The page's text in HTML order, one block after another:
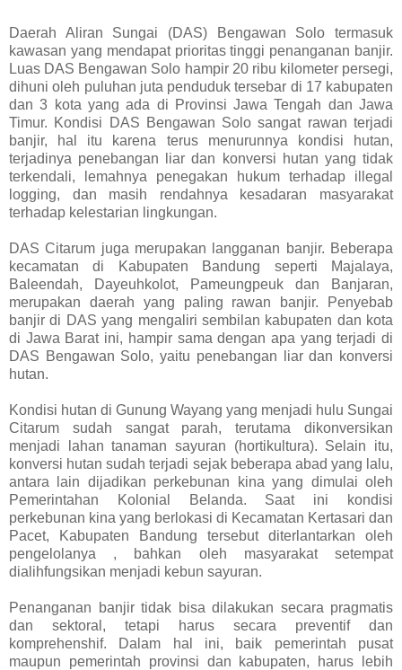
Daerah Aliran Sungai (DAS) Bengawan Solo termasuk
kawasan yang mendapat prioritas tinggi penanganan banjir.
Luas DAS Bengawan Solo hampir 20 ribu kilometer persegi,
dihuni oleh puluhan juta penduduk tersebar di 17 kabupaten
dan 3 kota yang ada di Provinsi Jawa Tengah dan Jawa
Timur. Kondisi DAS Bengawan Solo sangat rawan terjadi
banjir, hal itu karena terus menurunnya kondisi hutan,
terjadinya penebangan liar dan konversi hutan yang tidak
terkendali, lemahnya penegakan hukum terhadap illegal
logging, dan masih rendahnya kesadaran masyarakat
terhadap kelestarian lingkungan.
DAS Citarum juga merupakan langganan banjir. Beberapa
kecamatan di Kabupaten Bandung seperti Majalaya,
Baleendah, Dayeuhkolot, Pameungpeuk dan Banjaran,
merupakan daerah yang paling rawan banjir. Penyebab
banjir di DAS yang mengaliri sembilan kabupaten dan kota
di Jawa Barat ini, hampir sama dengan apa yang terjadi di
DAS Bengawan Solo, yaitu penebangan liar dan konversi
hutan.
Kondisi hutan di Gunung Wayang yang menjadi hulu Sungai
Citarum sudah sangat parah, terutama dikonversikan
menjadi lahan tanaman sayuran (hortikultura). Selain itu,
konversi hutan sudah terjadi sejak beberapa abad yang lalu,
antara lain dijadikan perkebunan kina yang dimulai oleh
Pemerintahan Kolonial Belanda. Saat ini kondisi
perkebunan kina yang berlokasi di Kecamatan Kertasari dan
Pacet, Kabupaten Bandung tersebut diterlantarkan oleh
pengelolanya , bahkan oleh masyarakat setempat
dialihfungsikan menjadi kebun sayuran.
Penanganan banjir tidak bisa dilakukan secara pragmatis
dan sektoral, tetapi harus secara preventif dan
komprehenshif. Dalam hal ini, baik pemerintah pusat
maupun pemerintah provinsi dan kabupaten, harus lebih